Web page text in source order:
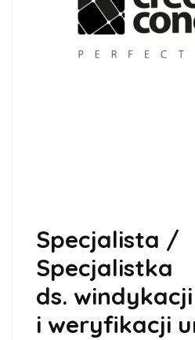
Specjalista /
Specjalistka
ds. windykacji
i weryfikacji